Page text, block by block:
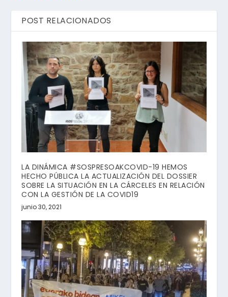
POST RELACIONADOS
LA DINÁMICA #SOSPRESOAKCOVID-19 HEMOS
HECHO PÚBLICA LA ACTUALIZACIÓN DEL DOSSIER
SOBRE LA SITUACIÓN EN LA CÁRCELES EN RELACIÓN
CON LA GESTIÓN DE LA COVID19
junio 30, 2021